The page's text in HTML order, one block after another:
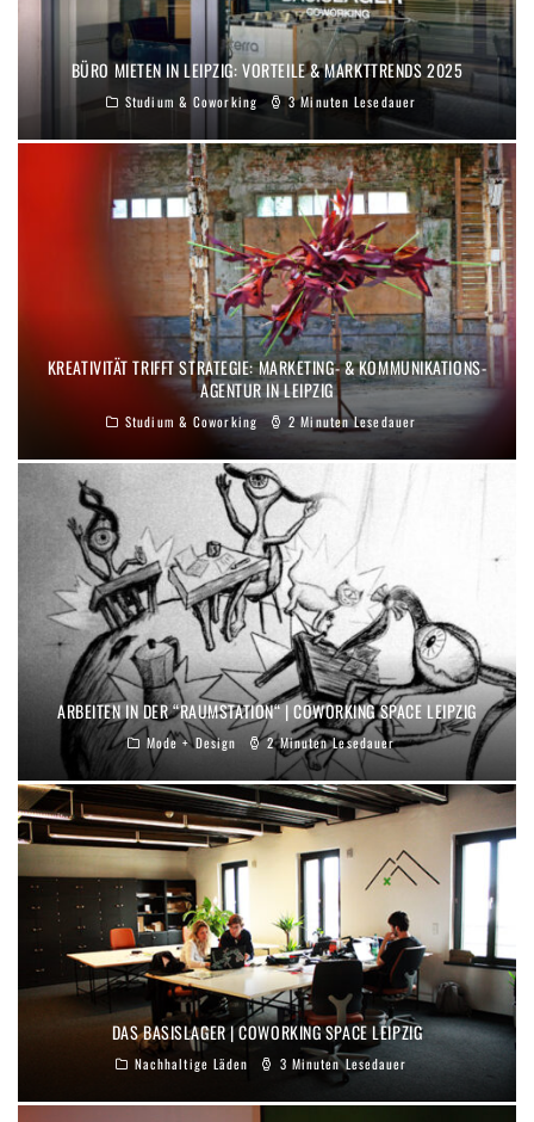
BÜRO MIETEN IN LEIPZIG: VORTEILE & MARKTTRENDS 2025
Studium & Coworking 3 Minuten Lesedauer
KREATIVITÄT TRIFFT STRATEGIE: MARKETING- & KOMMUNIKATIONS-
AGENTUR IN LEIPZIG
Studium & Coworking 2 Minuten Lesedauer
ARBEITEN IN DER “RAUMSTATION“ | COWORKING SPACE LEIPZIG
Mode + Design 2 Minuten Lesedauer
DAS BASISLAGER | COWORKING SPACE LEIPZIG
Nachhaltige Läden 3 Minuten Lesedauer